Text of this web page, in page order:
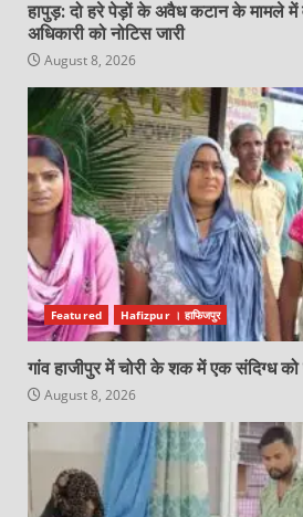
हापुड़: दो हरे पेड़ों के अवैध कटान के मामले में
अधिकारी को नोटिस जारी
August 8, 2026
Featured Hafizpur । हाफिजपुर
गांव हाजीपुर में चोरी के शक में एक संदिग्ध
August 8, 2026